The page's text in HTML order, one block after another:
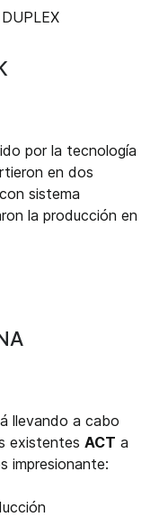
por la tecnología
en dos
con sistema
la producción en
llevando a cabo
existentes ACT a
impresionante: